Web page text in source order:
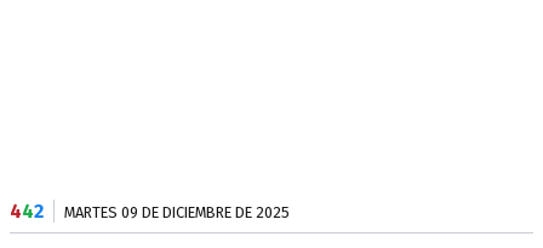
442 MARTES 09 DE DICIEMBRE DE 2025